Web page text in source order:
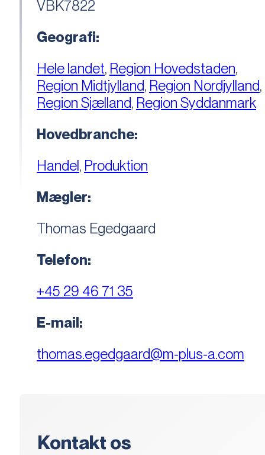
VBK7822
Geografi:
Hele landet, Region Hovedstaden,
Region Midtjylland, Region Nordjylland,
Region Sjælland, Region Syddanmark
Hovedbranche:
Handel, Produktion
Mægler:
Thomas Egedgaard
Telefon:
+45 29 46 71 35
E-mail:
thomas.egedgaard@m-plus-a.com
Kontakt os